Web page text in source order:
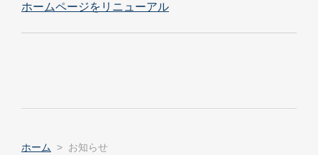
ホームページをリニューアル
ホーム お知らせ